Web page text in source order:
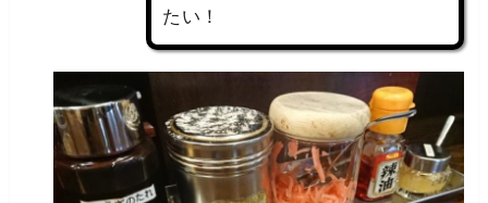
たい！